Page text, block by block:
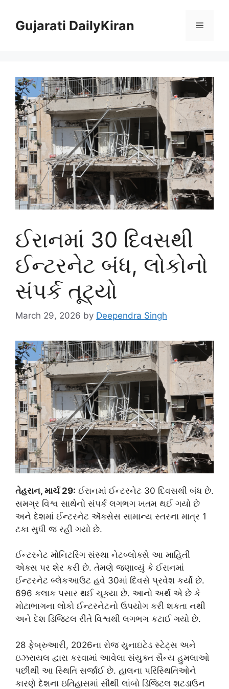
contentGujarati DailyKiran Menu
ઈરાનમાં 30 દિવસથી
ઈન્ટરનેટ બંધ, લોકોનો
સંપર્ક તૂટ્યો
March 29, 2026 by Deependra Singh
તેહરાન, માર્ચ 29: ઈરાનમાં ઈન્ટરનેટ 30 દિવસથી બંધ છે.
સમગ્ર વિશ્વ સાથેનો સંપર્ક લગભગ ખતમ થઈ ગયો છે
અને દેશમાં ઈન્ટરનેટ ઍક્સેસ સામાન્ય સ્તરના માત્ર 1
ટકા સુધી જ રહી ગયો છે.
ઈન્ટરનેટ મોનિટરિંગ સંસ્થા નેટબ્લોક્સે આ માહિતી
એક્સ પર શેર કરી છે. તેમણે જણાવ્યું કે ઈરાનમાં
ઈન્ટરનેટ બ્લેકઆઉટ હવે 30માં દિવસે પ્રવેશ કર્યો છે.
696 કલાક પસાર થઈ ચૂક્યા છે. આનો અર્થ એ છે કે
મોટાભાગના લોકો ઈન્ટરનેટનો ઉપયોગ કરી શકતા નથી
અને દેશ ડિજિટલ રીતે વિશ્વથી લગભગ કટાઈ ગયો છે.
28 ફેબ્રુઆરી, 2026ના રોજ યુનાઇટેડ સ્ટેટ્સ અને
ઇઝરાયલ દ્વારા કરવામાં આવેલા સંયુક્ત સૈન્ય હુમલાઓ
પછીથી આ સ્થિતિ સર્જાઈ છે. હાલના પરિસ્થિતિઓને
કારણે દેશના ઇતિહાસમાં સૌથી લાંબો ડિજિટલ શટડાઉન